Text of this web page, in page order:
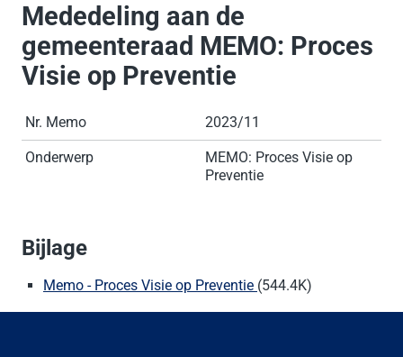
Mededeling aan de
gemeenteraad MEMO: Proces
Visie op Preventie
Nr. Memo 2023/11
Onderwerp
MEMO: Proces Visie op
Preventie
Bijlage
Memo - Proces Visie op Preventie (544.4K)